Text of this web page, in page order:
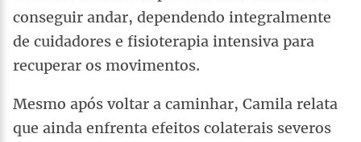
conseguir andar, dependendo integralmente
de cuidadores e fisioterapia intensiva para
recuperar os movimentos.
Mesmo após voltar a caminhar, Camila relata
que ainda enfrenta efeitos colaterais severos